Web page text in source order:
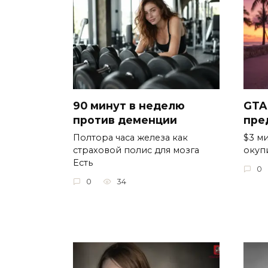
90 минут в неделю
против деменции
Полтора часа железа как
страховой полис для мозга
Есть
0 34
$3
0